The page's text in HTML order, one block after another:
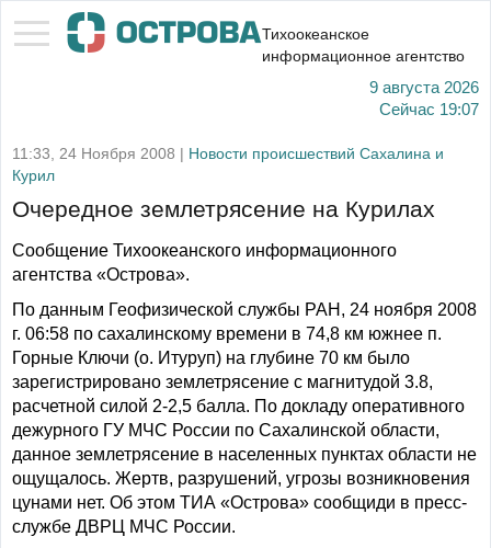
Тихоокеанское
информационное агентство
9 августа 2026
Сейчас 19:07
11:33, 24 Ноября 2008 | Новости происшествий Сахалина и
Курил
Очередное землетрясение на Курилах
Сообщение Тихоокеанского информационного
агентства «Острова».
По данным Геофизической службы РАН, 24 ноября 2008
г. 06:58 по сахалинскому времени в 74,8 км южнее п.
Горные Ключи (о. Итуруп) на глубине 70 км было
зарегистрировано землетрясение с магнитудой 3.8,
расчетной силой 2-2,5 балла. По докладу оперативного
дежурного ГУ МЧС России по Сахалинской области,
данное землетрясение в населенных пунктах области не
ощущалось. Жертв, разрушений, угрозы возникновения
цунами нет. Об этом ТИА «Острова» сообщиди в пресс-
службе ДВРЦ МЧС России.